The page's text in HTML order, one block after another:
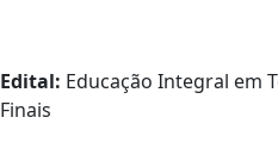
Edital: Educação Integral em
Finais